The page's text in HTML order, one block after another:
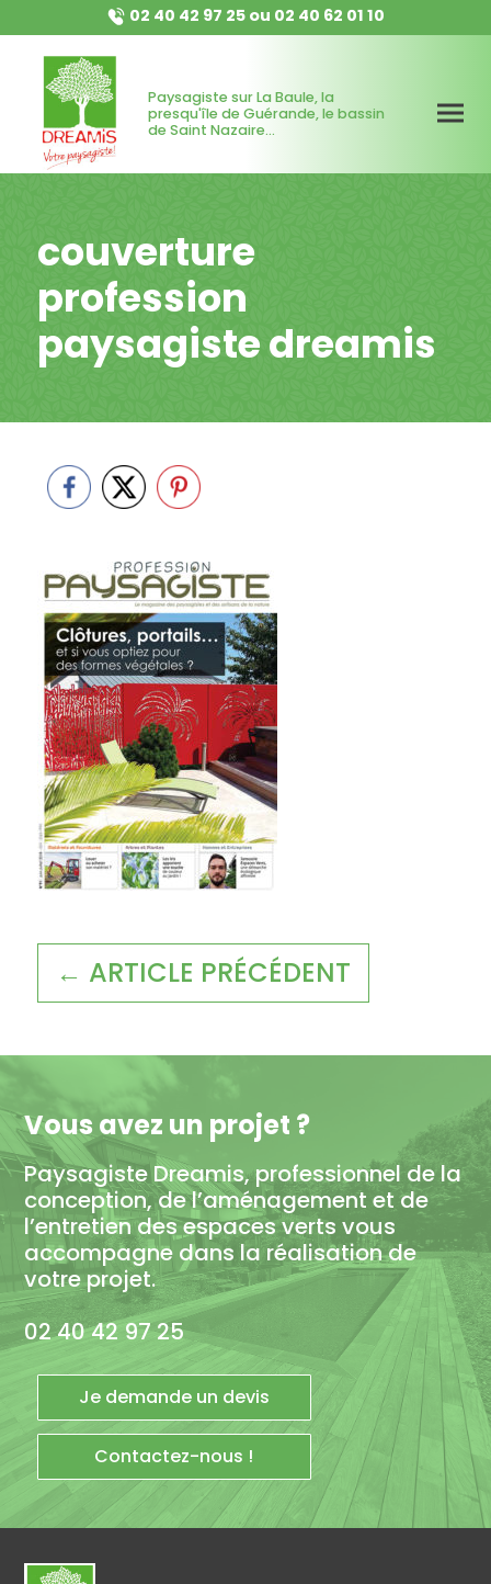
02 40 42 97 25ou 02 40 62 01 10
Paysagiste sur La Baule, la
presqu'île de Guérande, le bassin
de Saint Nazaire...
couverture
profession
paysagiste dreamis
← ARTICLE PRÉCÉDENT
Vous avez un projet ?
Paysagiste Dreamis, professionnel de la
conception, de l’aménagement et de
l’entretien des espaces verts vous
accompagne dans la réalisation de
votre projet.
02 40 42 97 25
Je demande un devis
Contactez-nous !